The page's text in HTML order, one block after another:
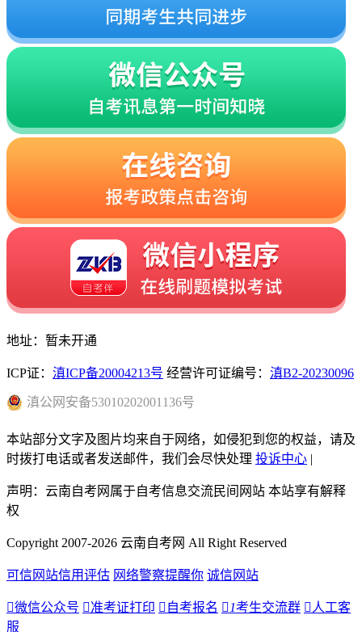
地址：暂未开通
ICP证： 滇ICP备20004213号 经营许可证编号： 滇B2-20230096
滇公网安备53010202001136号
本站部分文字及图片均来自于网络，如侵犯到您的权益，请及
时拨打电话或者发送邮件，我们会尽快处理 投诉中心 |
声明：云南自考网属于自考信息交流民间网站 本站享有解释
权
Copyright 2007-2026 云南自考网 All Right Reserved
可信网站信用评估 网络警察提醒你 诚信网站
微信公众号 准考证打印  自考报名  1考生交流群  人工客
服